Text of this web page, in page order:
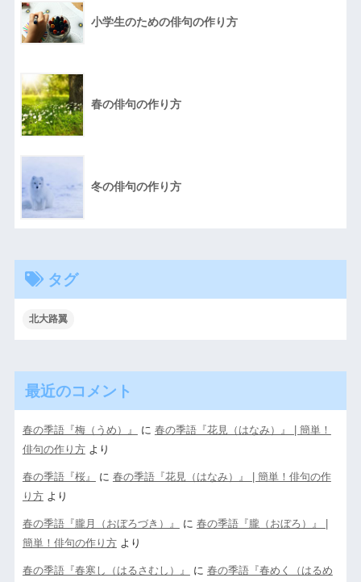
小学生のための俳句の作り方
春の俳句の作り方
冬の俳句の作り方
タグ
北大路翼
最近のコメント
春の季語『梅（うめ）』 に 春の季語『花見（はなみ）』 | 簡単！
俳句の作り方より
春の季語『桜』 に 春の季語『花見（はなみ）』 | 簡単！俳句の作
り方より
春の季語『朧月（おぼろづき）』 に 春の季語『朧（おぼろ）』 |
簡単！俳句の作り方より
春の季語『春寒し（はるさむし）』 に 春の季語『春めく（はるめ